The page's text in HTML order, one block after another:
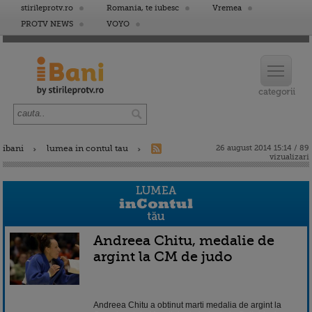
stirileprotv.ro Romania, te iubesc
Vremea
PROTV NEWS
VOYO
ibani lumea in contul tau
26 august 2014 15:14 / 89
vizualizari
Andreea Chitu, medalie de
argint la CM de judo
Andreea Chitu a obtinut marti medalia de argint la